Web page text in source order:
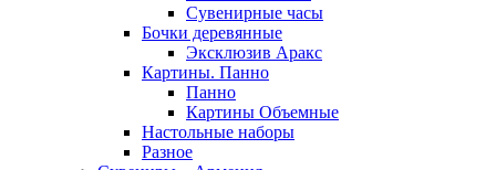
Сувенирные часы
Бочки деревянные
Эксклюзив Аракс
Картины. Панно
Панно
Картины Объемные
Настольные наборы
Разное